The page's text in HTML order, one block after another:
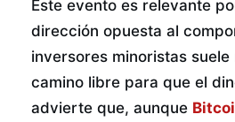
Este evento es relevante
dirección opuesta al
inversores minoristas
camino libre para que el
advierte que, aunque